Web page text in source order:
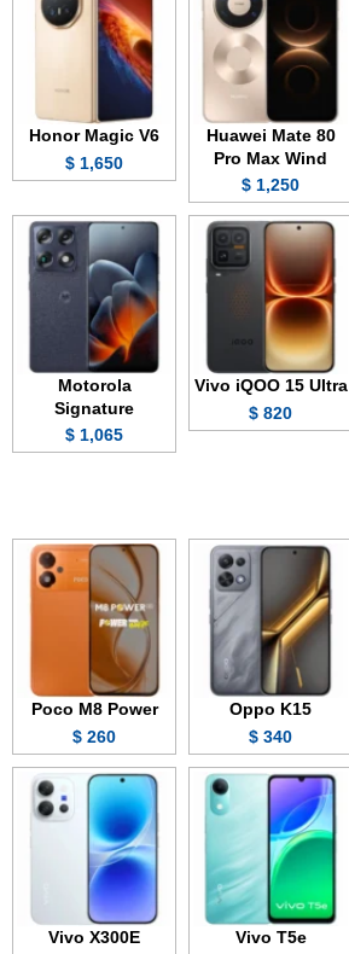
Huawei Mate 80
Pro Max Wind
1,250 $
Honor Magic V6
1,650 $
Vivo iQOO 15 Ultra
820 $
Motorola
Signature
1,065 $
Oppo K15
340 $
Poco M8 Power
260 $
Vivo T5e
Vivo X300E